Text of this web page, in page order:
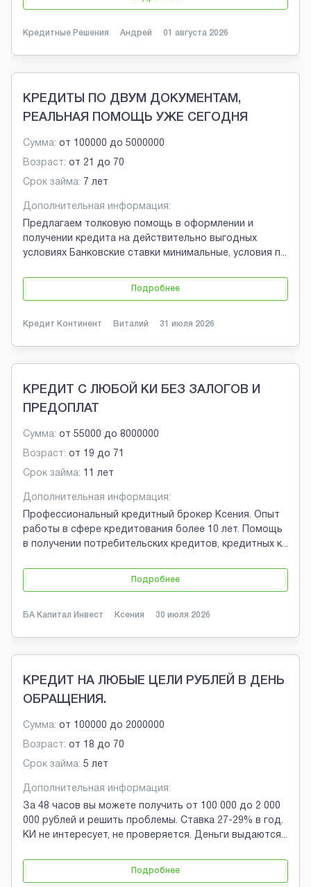
Кредитные Решения Андрей 01 августа 2026
КРЕДИТЫ ПО ДВУМ ДОКУМЕНТАМ,
РЕАЛЬНАЯ ПОМОЩЬ УЖЕ СЕГОДНЯ
Сумма: от 100000 до 5000000
Возраст: от 21 до 70
Срок займа: 7 лет
Дополнительная информация:
Предлагаем толковую помощь в оформлении и
получении кредита на действительно выгодных
условиях Банковские ставки минимальные, условия п...
Подробнее
Кредит Континент Виталий 31 июля 2026
КРЕДИТ С ЛЮБОЙ КИ БЕЗ ЗАЛОГОВ И
ПРЕДОПЛАТ
Сумма: от 55000 до 8000000
Возраст: от 19 до 71
Срок займа: 11 лет
Дополнительная информация:
Профессиональный кредитный брокер Ксения. Опыт
работы в сфере кредитования более 10 лет. Помощь
в получении потребительских кредитов, кредитных к...
Подробнее
БА Капитал Инвест Ксения 30 июля 2026
КРЕДИТ НА ЛЮБЫЕ ЦЕЛИ РУБЛЕЙ В ДЕНЬ
ОБРАЩЕНИЯ.
Сумма: от 100000 до 2000000
Возраст: от 18 до 70
Срок займа: 5 лет
Дополнительная информация:
За 48 часов вы можете получить от 100 000 до 2 000
000 рублей и решить проблемы. Ставка 27-29% в год.
КИ не интересует, не проверяется. Деньги выдаются...
Подробнее